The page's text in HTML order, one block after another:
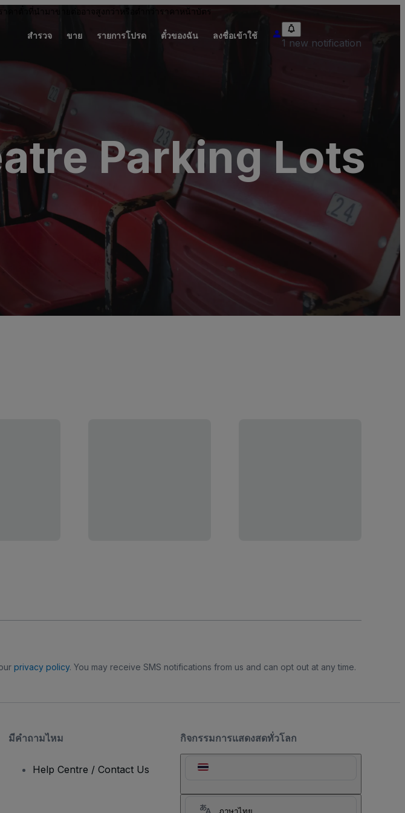
คาตั๋วที่นำมาขายต่ออาจสูงกว่าหรือต่ำกว่าราคาหน้าบัตร
สำรวจ ขาย รายการโปรด ตั๋วของฉัน ลงชื่อเข้าใช้
1 new notification
Parking Lots
privacy policy. You may receive SMS notifications from us and can opt out at any time.
กิจกรรมการแสดงสดทั่วโลก
มีคําถามไหม
Help Centre / Contact Us